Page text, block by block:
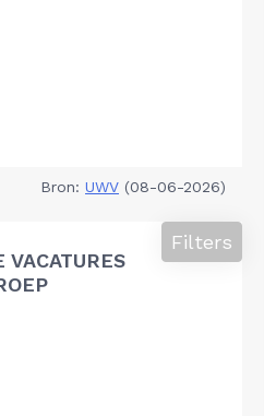
Bron: UWV (08-06-2026)
VACATURES
Filters